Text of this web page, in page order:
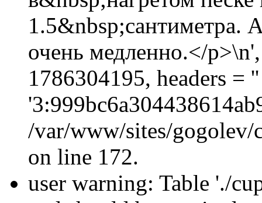
1.5&nbsp;сантиметра.
очень медленно.</
1786304195, headers =
/var/www/sites/gogolev/
on line 172.
user warning: Table './